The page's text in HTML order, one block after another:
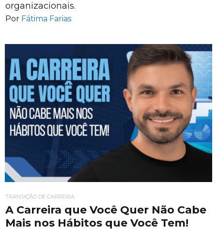
organizacionais.
Por Fátima Farias
TRANSIÇÃO DE CARREIRA
A Carreira que Você Quer Não Cabe
Mais nos Hábitos que Você Tem!